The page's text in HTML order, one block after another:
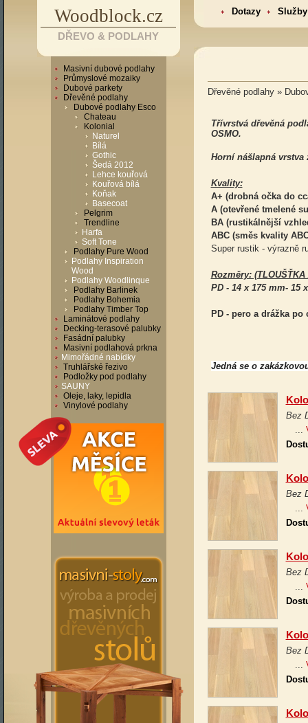
Woodblock.cz
DŘEVO & PODLAHY
Masivní dubové podlahy
Průmyslové mozaiky
Dubové parkety
Dřevěné podlahy
Dubové podlahy Esco
Chateau
Kolonial
Naturel
Bílá
Gothic
Šedá 2012
Lehce kouřová
Kouřová bílá
Koňak
Basecoat
Pelgrim
Trendline
Harfa
Soft Tone
Podlahy Pure Wood
Podlahy Inspiration
Wood
Podlahy Woodlinque
Podlahy Barlinek
Podlahy Bohemia
Podlahy Timber Top
Laminátové podlahy
Decking-terasové palubky
Fasádní palubky
Masivní podlahová prkna
Mimořádné nabídky
Truhlářské řezivo
Podložky pod podlahy
SAUNY
Oleje, laky, lepidla
Vinylové podlahy
Dotazy Služby
Dřevěné podlahy »
Třívrstvá dřevěná
OSMO.
Horní nášlapná
Kvality:
A+ (drobná očka do
A (otevřené tmelené
BA (rustikálnější
ABC (směs kvality
Super rustik - výrazně
Rozměry: (TLOUŠŤKA
PD - 14 x 175 mm- 15
PD - pero a drážka
Jedná se o
Bez
...
Bez
...
Bez
...
Bez
...